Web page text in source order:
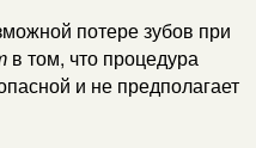
потере зубов при
в том, что процедура
и не предполагает